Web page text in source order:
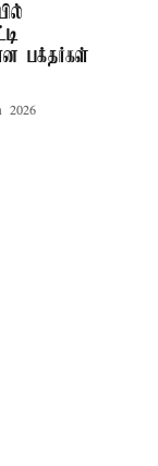
பக்தர்கள்
2026